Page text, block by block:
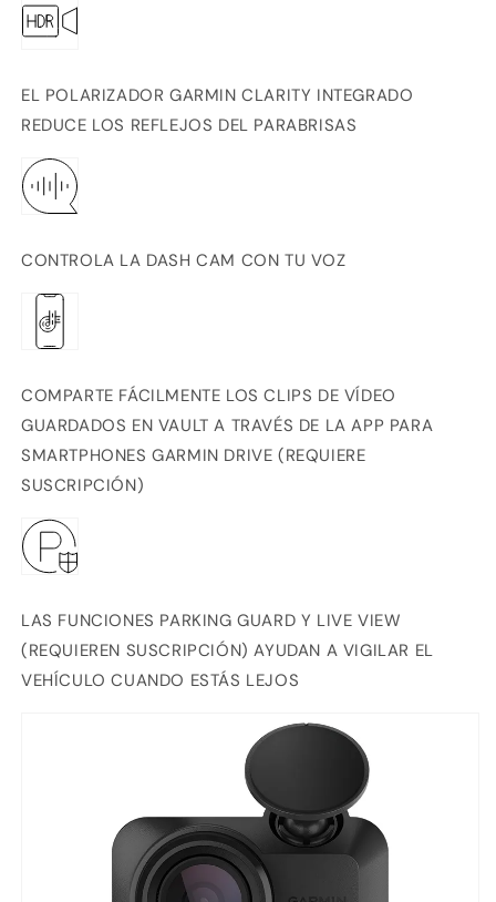
EL POLARIZADOR GARMIN CLARITY INTEGRADO
REDUCE LOS REFLEJOS DEL PARABRISAS
CONTROLA LA DASH CAM CON TU VOZ
COMPARTE FÁCILMENTE LOS CLIPS DE VÍDEO
GUARDADOS EN VAULT A TRAVÉS DE LA APP PARA
SMARTPHONES GARMIN DRIVE (REQUIERE
SUSCRIPCIÓN)
LAS FUNCIONES PARKING GUARD Y LIVE VIEW
(REQUIEREN SUSCRIPCIÓN) AYUDAN A VIGILAR EL
VEHÍCULO CUANDO ESTÁS LEJOS